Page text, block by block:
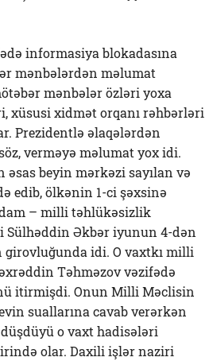
informasiya blokadasına
mənbələrdən məlumat
mənbələr özləri yoxa
xüsusi xidmət orqanı rəhbərləri
Prezidentlə əlaqələrdən
verməyə məlumat yox idi.
əsas beyin mərkəzi sayılan və
edib, ölkənin 1-ci şəxsinə
– milli təhlükəsizlik
Sülhəddin Əkbər iyunun 4-dən
girovluğunda idi. O vaxtkı milli
Təhməzov vəzifədə
itirmişdi. Onun Milli Məclisin
suallarına cavab verərkən
düşdüyü o vaxt hadisələri
olar. Daxili işlər naziri